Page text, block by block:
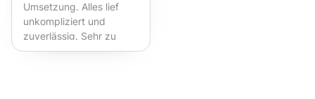
Umsetzung. Alles lief
unkompliziert und
zuverlässig. Sehr zu
empfehlen!